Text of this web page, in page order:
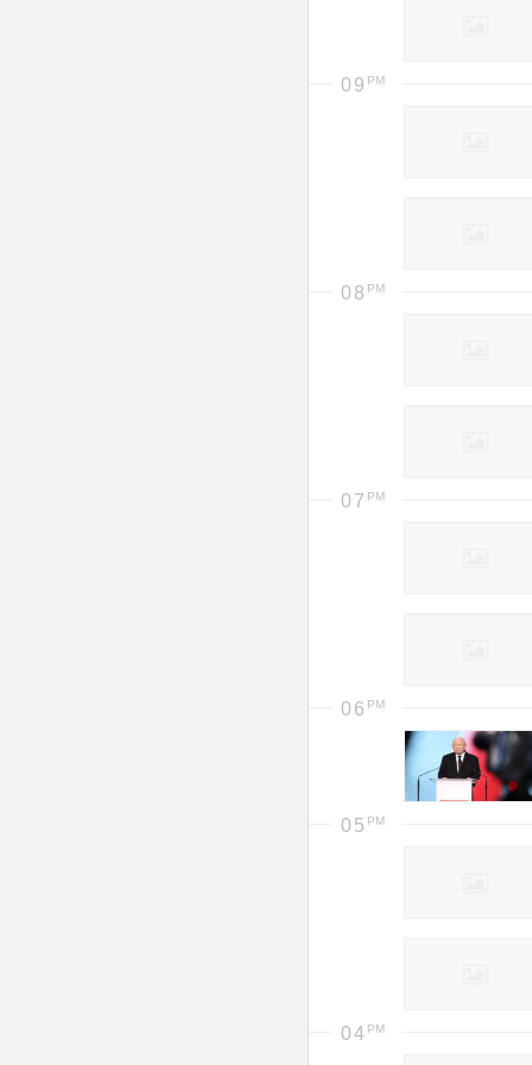
09
08
07
06
05
04